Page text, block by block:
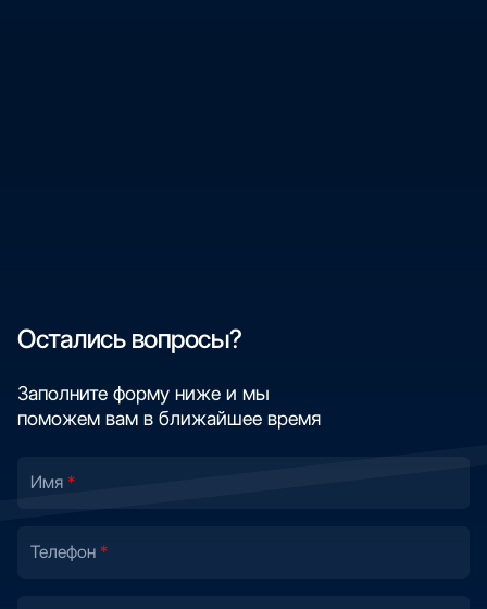
Остались вопросы?
Заполните форму ниже и мы
поможем вам в ближайшее время
Имя
Телефон